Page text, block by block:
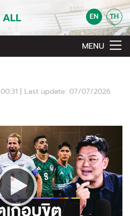
ALL EN TH
MENU
| Last update: 07/07/2026